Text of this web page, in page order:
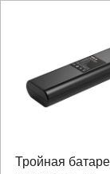
Тройная